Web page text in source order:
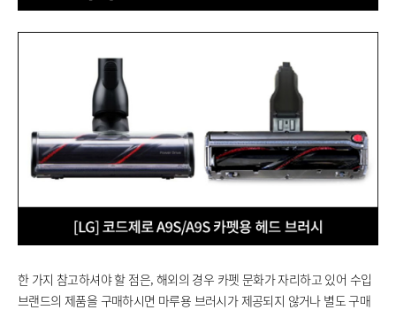
한 가지 참고하셔야 할 점은, 해외의 경우 카펫 문화가 자리하고 있어 수입
브랜드의 제품을 구매하시면 마루용 브러시가 제공되지 않거나 별도 구매